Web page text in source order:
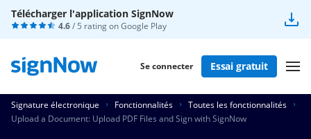
Télécharger l'application SignNow
4.6/ 5 rating onGoogle Play
Se connecter Essai gratuit
Signature électronique Fonctionnalités
Toutes les fonctionnalités
Upload a Document: Upload PDF Files and Sign with SignNow